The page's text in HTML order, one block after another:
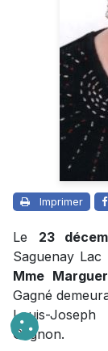
Imprimer
Le 23
Saguenay
Mme
Gagné
Louis-
Gagnon.